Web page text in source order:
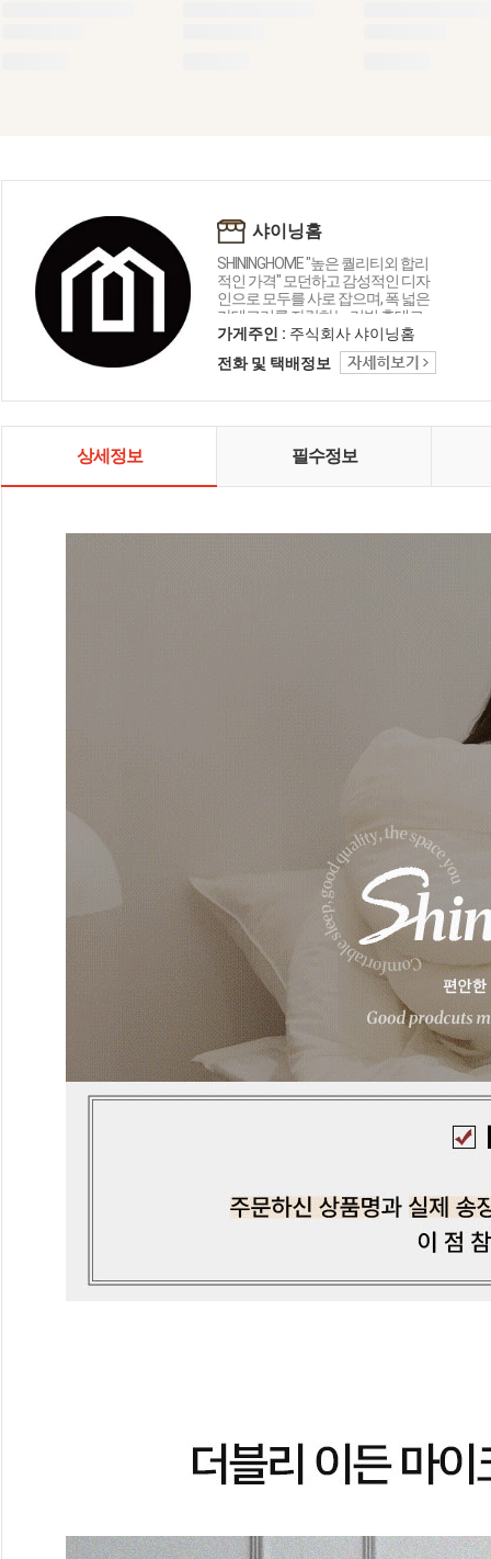
샤이닝홈
SHININGHOME "높은 퀄리티외 합리
적인 가격" 모던하고 감성적인 디자
인으로 모두를 사로 잡으며, 폭 넓은
카테고리를 자랑하는 리빙 홈데코
인테리어 샤이닝홈입니다.
가게주인 : 주식회사 샤이닝홈
전화 및 택배정보
상세정보 필수정보